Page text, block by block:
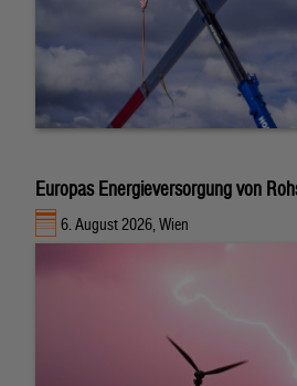
Europas Energieversorgung von
6. August 2026, Wien